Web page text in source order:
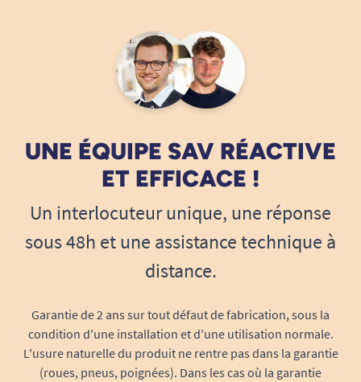
UNE ÉQUIPE SAV RÉACTIVE
ET EFFICACE !
Un interlocuteur unique, une réponse
sous 48h et une assistance technique à
distance.
Garantie de 2 ans sur tout défaut de fabrication, sous la
condition d'une installation et d'une utilisation normale.
L'usure naturelle du produit ne rentre pas dans la garantie
(roues, pneus, poignées). Dans les cas où la garantie